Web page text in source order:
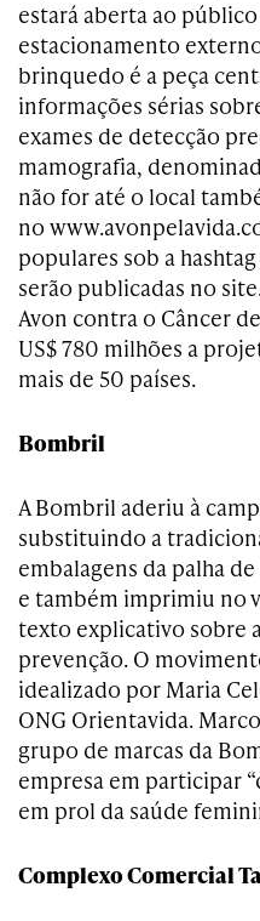
estará aberta ao
estacionamento
brinquedo é a peça
informações sérias
exames de detecção
mamografia,
não for até o local
no
populares sob a
serão publicadas no
Avon contra o Câncer
US$ 780 milhões a
mais de 50 países.
Bombril
A Bombril aderiu à
substituindo a
embalagens da palha
e também imprimiu no
texto explicativo sobre
prevenção. O
idealizado por Maria
ONG Orientavida.
grupo de marcas da
empresa em participar
em prol da saúde
Complexo Comercial